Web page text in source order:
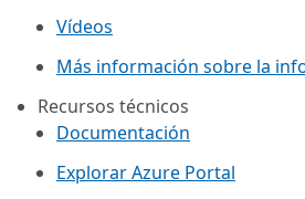
Vídeos
Más información sobre la
Recursos técnicos
Documentación
Explorar Azure Portal